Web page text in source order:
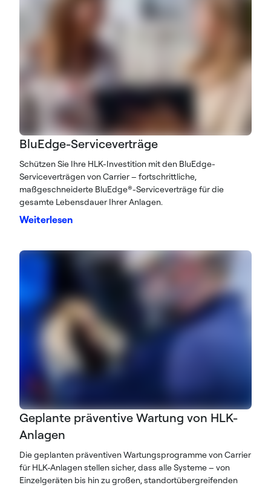
BluEdge-Serviceverträge
Schützen Sie Ihre HLK-Investition mit den BluEdge-
Serviceverträgen von Carrier – fortschrittliche,
maßgeschneiderte BluEdge®-Serviceverträge für die
gesamte Lebensdauer Ihrer Anlagen.
Weiterlesen
Geplante präventive Wartung von HLK-
Anlagen
Die geplanten präventiven Wartungsprogramme von Carrier
für HLK-Anlagen stellen sicher, dass alle Systeme – von
Einzelgeräten bis hin zu großen, standortübergreifenden